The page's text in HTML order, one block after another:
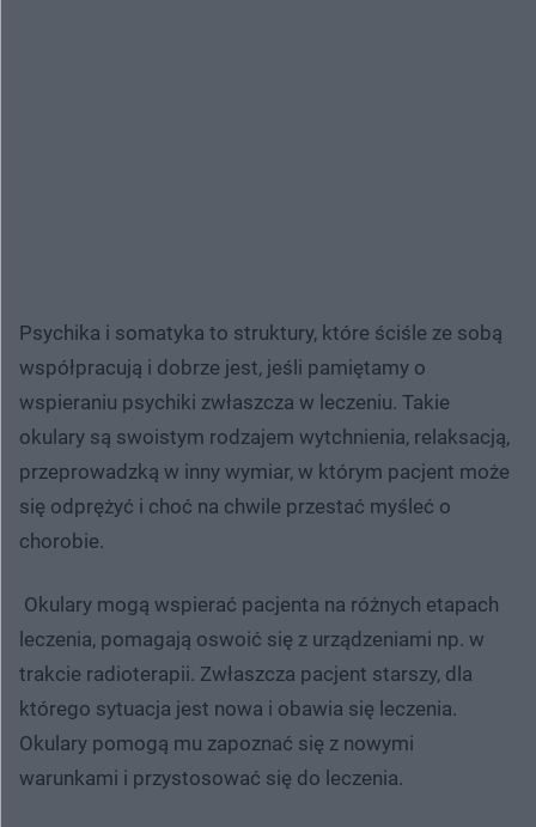
Psychika i somatyka to struktury, które ściśle ze sobą
współpracują i dobrze jest, jeśli pamiętamy o
wspieraniu psychiki zwłaszcza w leczeniu. Takie
okulary są swoistym rodzajem wytchnienia, relaksacją,
przeprowadzką w inny wymiar, w którym pacjent może
się odprężyć i choć na chwile przestać myśleć o
chorobie.
Okulary mogą wspierać pacjenta na różnych etapach
leczenia, pomagają oswoić się z urządzeniami np. w
trakcie radioterapii. Zwłaszcza pacjent starszy, dla
którego sytuacja jest nowa i obawia się leczenia.
Okulary pomogą mu zapoznać się z nowymi
warunkami i przystosować się do leczenia.